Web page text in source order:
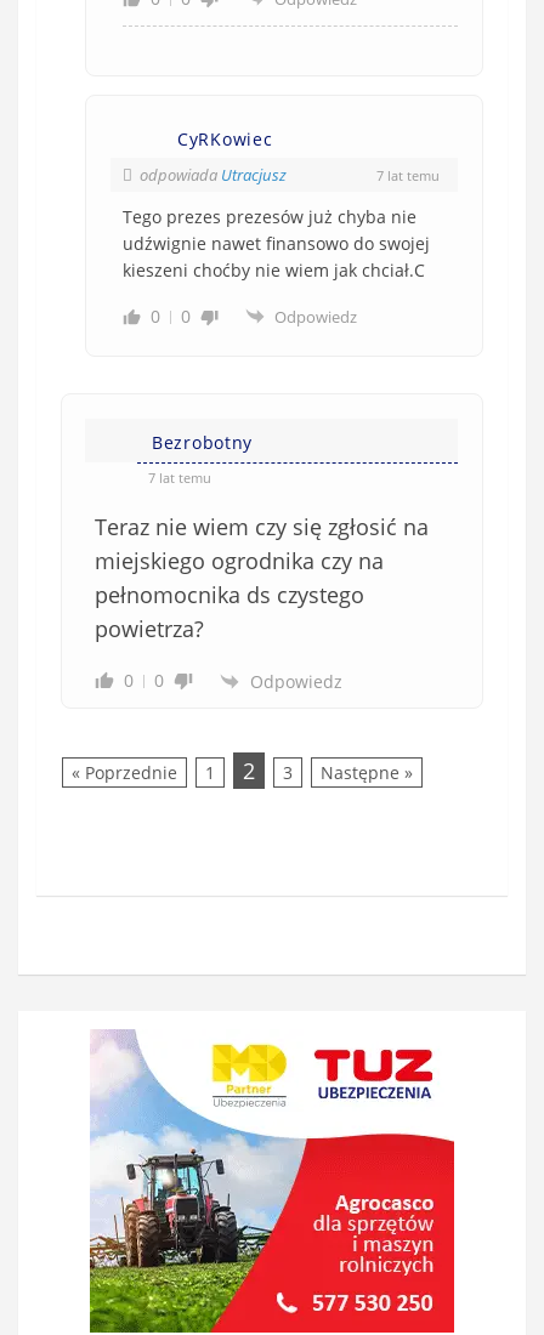
CyRKowiec
odpowiada Utracjusz 7 lat temu
Tego prezes prezesów już chyba nie
udźwignie nawet finansowo do swojej
kieszeni choćby nie wiem jak chciał.C
0
0 Odpowiedz
Bezrobotny
7 lat temu
Teraz nie wiem czy się zgłosić na
miejskiego ogrodnika czy na
pełnomocnika ds czystego
powietrza?
0 0 Odpowiedz
« Poprzednie 1 2 3 Następne »